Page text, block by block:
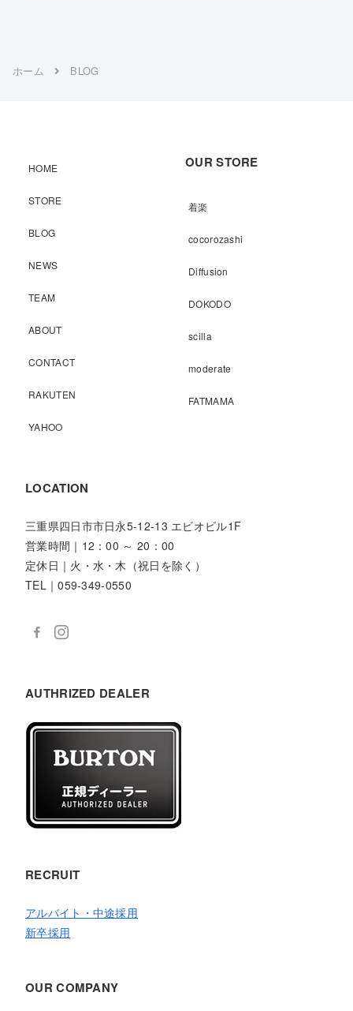
ホーム BLOG
HOME
STORE
BLOG
NEWS
TEAM
ABOUT
CONTACT
RAKUTEN
YAHOO
OUR STORE
着楽
cocorozashi
Diffusion
DOKODO
scilla
moderate
FATMAMA
LOCATION
三重県四日市市日永5-12-13 エビオビル1F
営業時間｜12：00 ～ 20：00
定休日｜火・水・木（祝日を除く）
TEL｜059-349-0550
AUTHRIZED DEALER
RECRUIT
アルバイト・中途採用
新卒採用
OUR COMPANY